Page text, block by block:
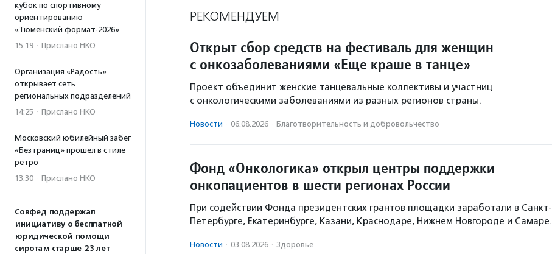
кубок по спортивному
ориентированию
«Тюменский формат-2026»
15:19 · Прислано НКО
Организация «Радость»
открывает сеть
региональных подразделений
14:25 · Прислано НКО
Московский юбилейный забег
«Без границ» прошел в стиле
ретро
13:30 · Прислано НКО
Совфед поддержал
инициативу о бесплатной
юридической помощи
сиротам старше 23 лет
РЕКОМЕНДУЕМ
Открыт сбор средств на фестиваль для женщин
с онкозаболеваниями «Еще краше в танце»
Проект объединит женские танцевальные коллективы и участниц
с онкологическими заболеваниями из разных регионов страны.
Новости · 06.08.2026 · Благотвори­тель­ность и доброволь­чест­во
Фонд «Онкологика» открыл центры поддержки
онкопациентов в шести регионах России
При содействии Фонда президентских грантов площадки заработали в Санкт-
Петербурге, Екатеринбурге, Казани, Краснодаре, Нижнем Новгороде и Самаре.
Новости · 03.08.2026 · Здоровье